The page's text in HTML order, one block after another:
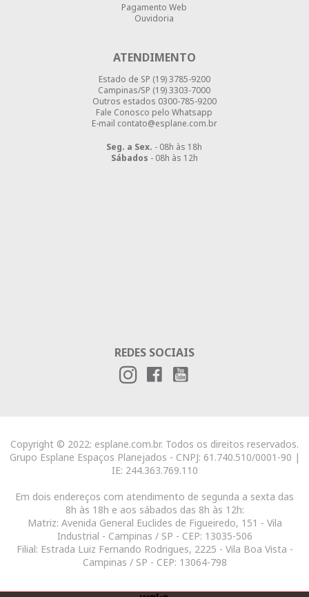
Pagamento Web
Ouvidoria
ATENDIMENTO
Estado de SP (19) 3785-9200
Campinas/SP (19) 3303-7000
Outros estados 0300-785-9200
Fale Conosco pelo Whatsapp
E-mail contato@esplane.com.br
Seg. a Sex. - 08h às 18h
Sábados - 08h às 12h
REDES SOCIAIS
Copyright © 2022: esplane.com.br. Todos os direitos reservados.
Grupo Esplane Espaços Planejados - CNPJ: 61.740.510/0001-90 |
IE: 244.363.769.110
Em dois endereços com atendimento de segunda a sexta das
8h às 18h e aos sábados das 8h às 12h:
Matriz: Avenida General Euclides de Figueiredo, 151 - Vila
Industrial - Campinas / SP - CEP: 13035-506
Filial: Estrada Luiz Fernando Rodrigues, 2225 - Vila Boa Vista -
Campinas / SP - CEP: 13064-798